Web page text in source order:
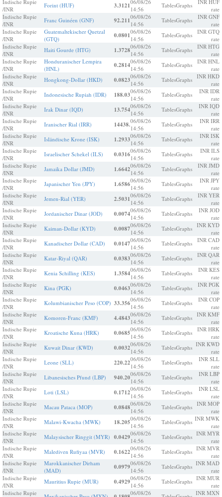
Indische Rupie
/INR
Forint (HUF) 3.312106/08/26
14:56
TablesGraphs
INR HUF
rate
Indische Rupie
/INR
Franc Guinéen (GNF) 92.21106/08/26
14:56
TablesGraphs
INR GNF
rate
Indische Rupie
/INR
Guatemaltekischer Quetzal
(GTQ)
0.080106/08/26
14:56
TablesGraphs
INR GTQ
rate
Indische Rupie
/INR
Haiti Gourde (HTG) 1.372806/08/26
14:56
TablesGraphs
INR HTG
rate
Indische Rupie
/INR
Honduranischer Lempira
(HNL)
0.281406/08/26
14:56
TablesGraphs
INR HNL
rate
Indische Rupie
/INR
Hongkong-Dollar (HKD) 0.082306/08/26
14:56
TablesGraphs INR HKD
rate
Indische Rupie
/INR
Indonesische Rupiah (IDR) 188.0306/08/26
14:56
TablesGraphs
INR IDR
rate
Indische Rupie
/INR
Irak Dinar (IQD) 13.75406/08/26
14:56
TablesGraphs
INR IQD
rate
Indische Rupie
/INR
Iranischer Rial (IRR) 14438.06/08/26
14:56
TablesGraphs
INR IRR
rate
Indische Rupie
/INR
Isländische Krone (ISK) 1.293306/08/26
14:56
TablesGraphs
INR ISK
rate
Indische Rupie
/INR
Israelischer Schekel (ILS) 0.031606/08/26
14:56
TablesGraphs
INR ILS
rate
Indische Rupie
/INR
Jamaika Dollar (JMD) 1.664206/08/26
14:56
TablesGraphs
INR JMD
rate
Indische Rupie
/INR
Japanischer Yen (JPY) 1.658606/08/26
14:56
TablesGraphs
INR JPY
rate
Indische Rupie
/INR
Jemen-Rial (YER) 2.503106/08/26
14:56
TablesGraphs
INR YER
rate
Indische Rupie
/INR
Jordanischer Dinar (JOD) 0.007406/08/26
14:56
TablesGraphs
INR JOD
rate
Indische Rupie
/INR
Kaiman-Dollar (KYD) 0.008706/08/26
14:56
TablesGraphs INR KYD
rate
Indische Rupie
/INR
Kanadischer Dollar (CAD) 0.014706/08/26
14:56
TablesGraphs
INR CAD
rate
Indische Rupie
/INR
Katar-Riyal (QAR) 0.038306/08/26
14:56
TablesGraphs
INR QAR
rate
Indische Rupie
/INR
Kenia Schilling (KES) 1.358406/08/26
14:56
TablesGraphs
INR KES
rate
Indische Rupie
/INR
Kina (PGK) 0.046306/08/26
14:56
TablesGraphs
INR PGK
rate
Indische Rupie
/INR
Kolumbianischer Peso (COP) 33.35606/08/26
14:56
TablesGraphs
INR COP
rate
Indische Rupie
/INR
Komoren-Franc (KMF) 4.484306/08/26
14:56
TablesGraphs INR KMF
rate
Indische Rupie
/INR
Kroatische Kuna (HRK) 0.068506/08/26
14:56
TablesGraphs
INR HRK
rate
Indische Rupie
/INR
Kuwait Dinar (KWD) 0.003206/08/26
14:56
TablesGraphs INR KWD
rate
Indische Rupie
/INR
Leone (SLL) 220.2206/08/26
14:56
TablesGraphs
INR SLL
rate
Indische Rupie
/INR
Libanesisches Pfund (LBP) 940.2006/08/26
14:56
TablesGraphs
INR LBP
rate
Indische Rupie
/INR
Loti (LSL) 0.171206/08/26
14:56
TablesGraphs
INR LSL
rate
Indische Rupie
/INR
Macau Pataca (MOP) 0.084806/08/26
14:56
TablesGraphs INR MOP
rate
Indische Rupie
/INR
Malawi-Kwacha (MWK) 18.20506/08/26
14:56
TablesGraphs INR MWK
rate
Indische Rupie
/INR
Malaysischer Ringgit (MYR) 0.042906/08/26
14:56
TablesGraphs INR MYR
rate
Indische Rupie
/INR
Malediven Rufiyaa (MVR) 0.162206/08/26
14:56
TablesGraphs INR MVR
rate
Indische Rupie
/INR
Marokkanischer Dirham
(MAD)
0.097906/08/26
14:56
TablesGraphs INR MAD
rate
Indische Rupie
/INR
Mauritius Rupie (MUR) 0.492906/08/26
14:56
TablesGraphs INR MUR
rate
Indische Rupie
06/08/26
INR MXN